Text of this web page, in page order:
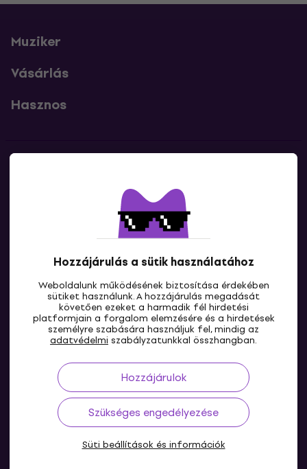
Hozzájárulás a sütik használatához
Weboldalunk működésének biztosítása érdekében
sütiket használunk. A hozzájárulás megadását
követően ezeket a harmadik fél hirdetési
platformjain a forgalom elemzésére és a hirdetések
személyre szabására használjuk fel, mindig az
adatvédelmi szabályzatunkkal összhangban.
Hozzájárulok
Szükséges engedélyezése
Süti beállítások és információk
Muziker
Vásárlás
Hasznos
Lépj kapcsolatba velünk
HU